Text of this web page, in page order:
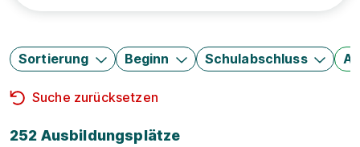
Sortierung Beginn Schulabschluss
Suche zurücksetzen
252 Ausbildungsplätze